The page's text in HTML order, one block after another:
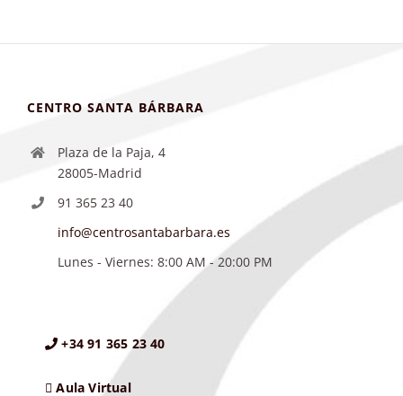
CENTRO SANTA BÁRBARA
Plaza de la Paja, 4
28005-Madrid
91 365 23 40
info@centrosantabarbara.es
Lunes - Viernes: 8:00 AM - 20:00 PM
+34 91 365 23 40
Aula Virtual